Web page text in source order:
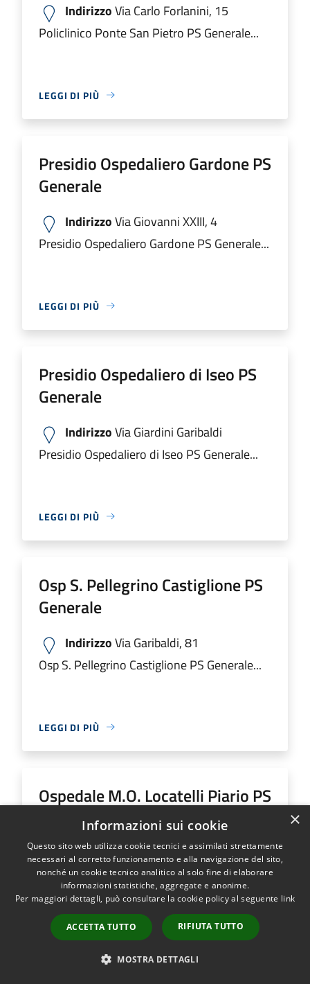
IndirizzoVia Carlo Forlanini, 15
Policlinico Ponte San Pietro PS Generale...
LEGGI DI PIÙ
Presidio Ospedaliero Gardone PS
Generale
IndirizzoVia Giovanni XXIII, 4
Presidio Ospedaliero Gardone PS Generale...
LEGGI DI PIÙ
Presidio Ospedaliero di Iseo PS
Generale
IndirizzoVia Giardini Garibaldi
Presidio Ospedaliero di Iseo PS Generale...
LEGGI DI PIÙ
Osp S. Pellegrino Castiglione PS
Generale
IndirizzoVia Garibaldi, 81
Osp S. Pellegrino Castiglione PS Generale...
LEGGI DI PIÙ
Ospedale M.O. Locatelli Piario PS
Generale
IndirizzoVia Groppino, 22
Ospedale M.O. Locatelli Piario PS Generale...
LEGGI DI PIÙ
×
Informazioni sui cookie
Questo sito web utilizza cookie tecnici e assimilati strettamente
necessari al corretto funzionamento e alla navigazione del sito,
nonché un cookie tecnico analitico al solo fine di elaborare
informazioni statistiche, aggregate e anonime.
Per maggiori dettagli, può consultare la cookie policy al seguente link
ACCETTA TUTTO RIFIUTA TUTTO
MOSTRA DETTAGLI